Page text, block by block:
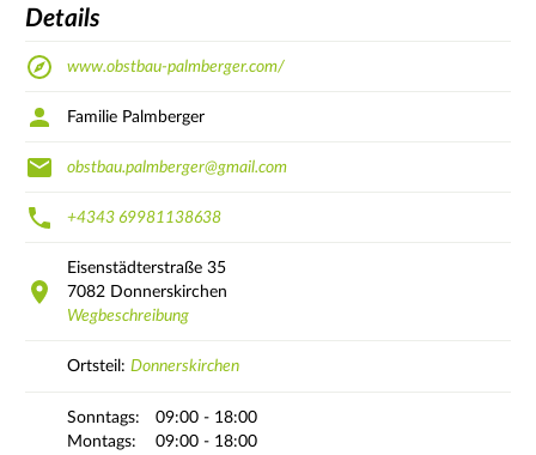
Details
www.obstbau-palmberger.com/
Familie Palmberger
obstbau.palmberger@gmail.com
+4343 69981138638
Eisenstädterstraße 35
7082 Donnerskirchen
Wegbeschreibung
Ortsteil: Donnerskirchen
Sonntags:
09:00 - 18:00
Montags:
09:00 - 18:00